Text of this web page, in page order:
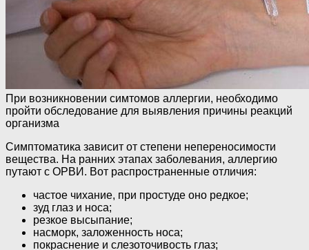
При возникновении симтомов аллергии, необходимо
пройти обследование для выявления причины реакций
организма
Симптоматика зависит от степени непереносимости
вещества. На ранних этапах заболевания, аллергию
путают с ОРВИ. Вот распространенные отличия:
частое чихание, при простуде оно редкое;
зуд глаз и носа;
резкое высыпание;
насморк, заложенность носа;
покраснение и слезоточивость глаз;